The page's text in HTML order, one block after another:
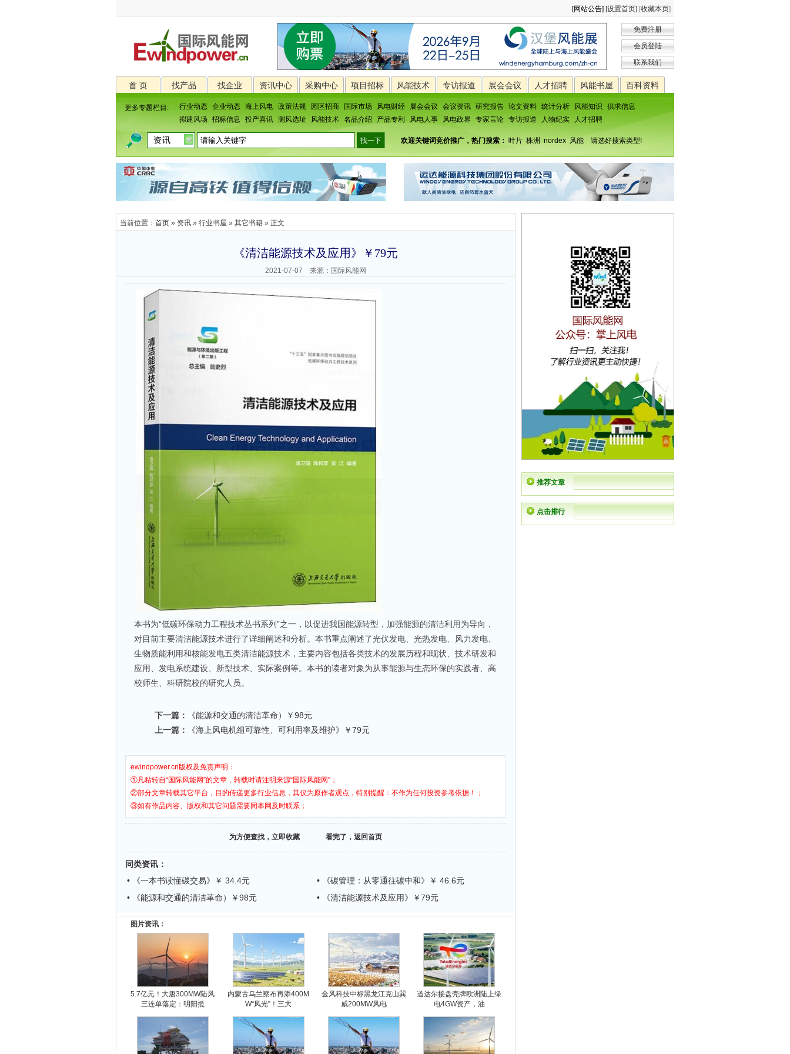
[网站公告] [设置首页] [收藏本页]
免费注册
会员登陆
联系我们
首 页 找产品 找企业 资讯中心 采购中心 项目招标 风能技术 专访报道 展会会议 人才招聘 风能书屋 百科资料
更多专题栏目: 行业动态 企业动态 海上风电 政策法规 园区招商 国际市场 风电财经 展会会议 会议资讯 研究报告 论文资料 统计分析 风能知识
供求信息
拟建风场
招标信息 投产喜讯 测风选址 风能技术 名品介绍 产品专利 风电人事 风电政界 专家言论 专访报道 人物纪实 人才招聘
欢迎关键词竞价推广，热门搜索： 叶片 株洲 nordex 风能 请选好搜索类型!
当前位置： 首页 » 资讯 » 行业书屋 » 其它书籍 » 正文
《清洁能源技术及应用》￥79元
2021-07-07 来源：国际风能网
本书为“低碳环保动力工程技术丛书系列”之一，以促进我国能源转型，加强能源的清洁利用为导向，
对目前主要清洁能源技术进行了详细阐述和分析。本书重点阐述了光伏发电、光热发电、风力发电、
生物质能利用和核能发电五类清洁能源技术，主要内容包括各类技术的发展历程和现状、技术研发和
应用、发电系统建设、新型技术、实际案例等。本书的读者对象为从事能源与生态环保的实践者、高
校师生、科研院校的研究人员。
下一篇：
《能源和交通的清洁革命）￥98元
上一篇：
《海上风电机组可靠性、可利用率及维护》￥79元
ewindpower.cn版权及免责声明：
①凡粘转自“国际风能网”的文章，转载时请注明来源“国际风能网”；
②部分文章转载其它平台，目的传递更多行业信息，其仅为原作者观点，特别提醒：不作为任何投资参考依据！；
③如有作品内容、版权和其它问题需要同本网及时联系；
为方便查找，立即收藏 看完了，返回首页
同类资讯 ：
• 《一本书读懂碳交易》￥ 34.4元
• 《碳管理：从零通往碳中和》￥ 46.6元
• 《能源和交通的清洁革命）￥98元
• 《清洁能源技术及应用》￥79元
图片资讯：
5.7亿元！大唐300MW陆风
三连单落定：明阳揽
内蒙古乌兰察布再添400M
W“风光”！三大
金风科技中标黑龙江克山巽
威200MW风电
道达尔接盘壳牌欧洲陆上绿
电4GW资产，油
推荐文章
点击排行